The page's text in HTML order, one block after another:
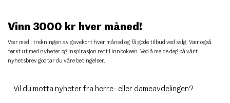
Vinn 3000 kr hver måned!
Vær med i trekningen av gavekort hver måned og få gode tilbud ved salg. Vær også
først ut med nyheter og inspirasjon rett i innboksen. Ved å melde deg på vårt
nyhetsbrev godtar du våre betingelser.
Vil du motta nyheter fra herre- eller dameavdelingen?